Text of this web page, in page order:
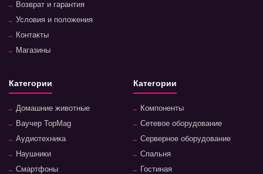
Возврат и гарантия
Условия и положения
Контакты
Магазины
Категории
Домашние животные
Ваучер TopMag
Аудиотехника
Наушники
Смартфоны
Категории
Компоненты
Сетевое оборудование
Серверное оборудование
Спальня
Гостиная